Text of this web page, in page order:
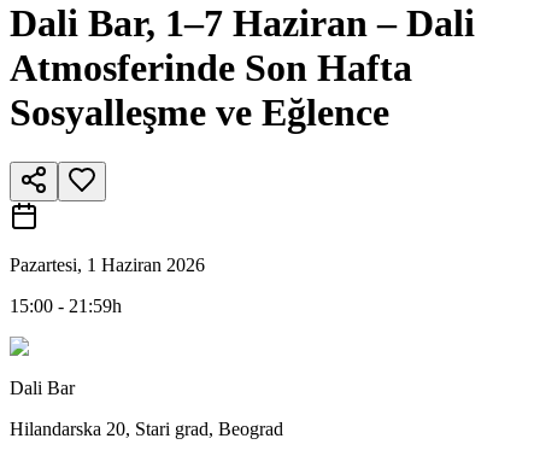
Dali Bar, 1–7 Haziran – Dali
Atmosferinde Son Hafta
Sosyalleşme ve Eğlence
Pazartesi, 1 Haziran 2026
15:00 - 21:59h
Dali Bar
Hilandarska 20, Stari grad, Beograd